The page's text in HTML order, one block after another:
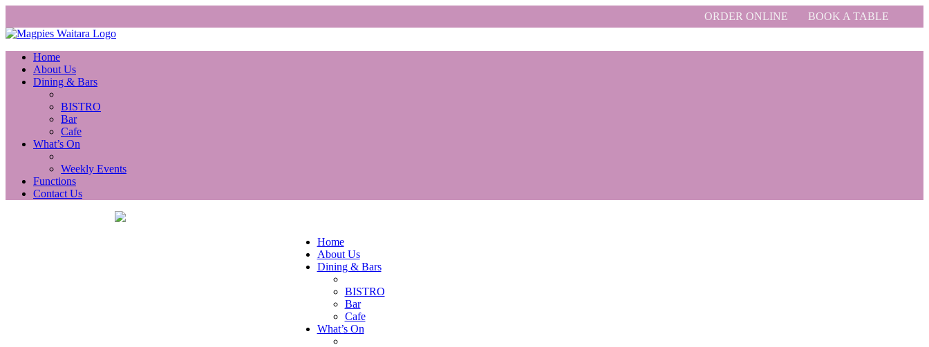
ORDER ONLINE BOOK A TABLE
Home
About Us
Dining & Bars
BISTRO
Bar
Cafe
What’s On
Weekly Events
Functions
Contact Us
Home
About Us
Dining & Bars
BISTRO
Bar
Cafe
What’s On